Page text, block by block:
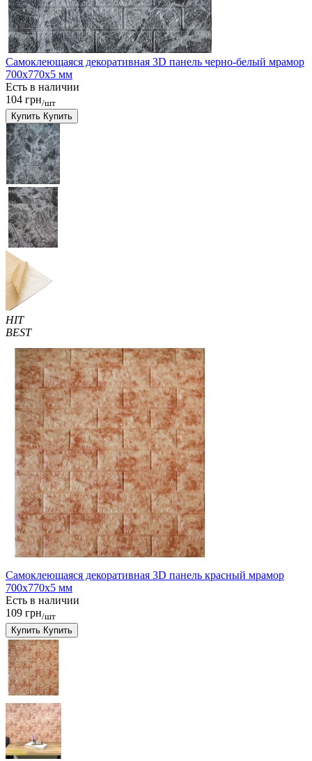
Самоклеющаяся декоративная 3D панель черно-белый мрамор
700x770x5 мм
Есть в наличии
104 грн/шт
Купить Купить
HIT
BEST
Самоклеющаяся декоративная 3D панель красный мрамор
700x770x5 мм
Есть в наличии
109 грн/шт
Купить Купить